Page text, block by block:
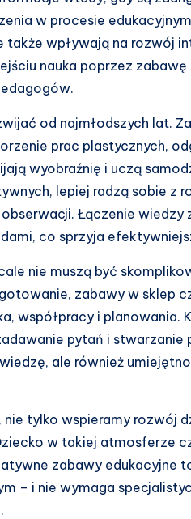
w procesie
wpływają na rozwój
nauka poprzez
od najmłodszych lat.
prac plastycznych,
wyobraźnię i uczą
lepiej radzą sobie z
Łączenie wiedzy
co sprzyja
nie muszą być
zabawy w sklep
współpracy i planowania.
pytań i stwarzanie
ale również
tylko wspieramy rozwój
w takiej atmosferze
zabawy edukacyjne
– i nie wymaga